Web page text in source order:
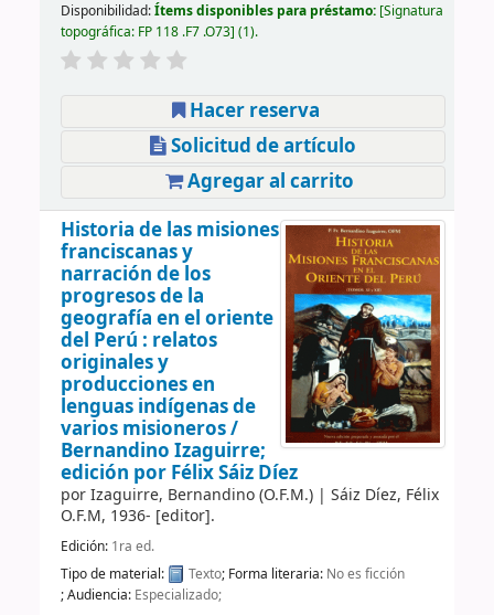
Disponibilidad:Ítems disponibles para préstamo: Signatura
topográfica: FP 118 .F7 .O73 (1).
Hacer reserva
Solicitud de artículo
Agregar al carrito
Historia de las misiones
franciscanas y
narración de los
progresos de la
geografía en el oriente
del Perú : relatos
originales y
producciones en
lenguas indígenas de
varios misioneros /
Bernandino Izaguirre;
edición por Félix Sáiz Díez
porIzaguirre, Bernandino (O.F.M.)| Sáiz Díez, Félix
O.F.M, 1936- [editor].
Edición: 1ra ed.
Tipo de material:
Texto; Forma literaria: No es ficción
; Audiencia: Especializado;